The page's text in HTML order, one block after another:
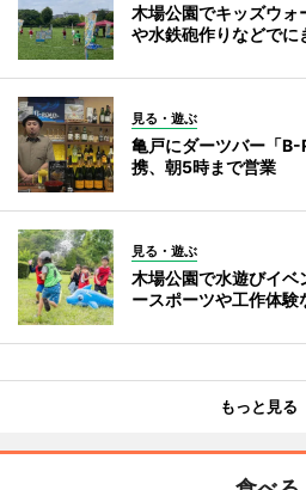
木場公園でキッズウ
や水鉄砲作りなどでに
見る・遊ぶ
亀戸にダーツバー「
携、朝5時まで営業
見る・遊ぶ
木場公園で水遊びイ
ースポーツや工作体験
もっと見る